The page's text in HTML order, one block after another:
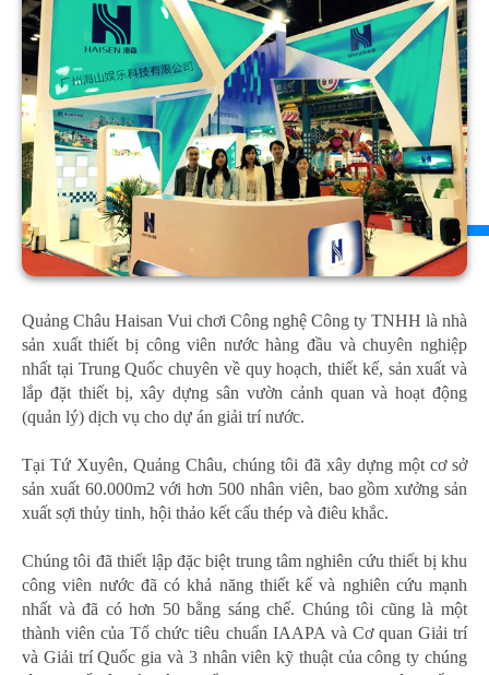
Quảng Châu Haisan Vui chơi Công nghệ Công ty TNHH là nhà
sản xuất thiết bị công viên nước hàng đầu và chuyên nghiệp
nhất tại Trung Quốc chuyên về quy hoạch, thiết kế, sản xuất và
lắp đặt thiết bị, xây dựng sân vườn cảnh quan và hoạt động
(quản lý) dịch vụ cho dự án giải trí nước.
Tại Tứ Xuyên, Quảng Châu, chúng tôi đã xây dựng một cơ sở
sản xuất 60.000m2 với hơn 500 nhân viên, bao gồm xưởng sản
xuất sợi thủy tinh, hội thảo kết cấu thép và điêu khắc.
Chúng tôi đã thiết lập đặc biệt trung tâm nghiên cứu thiết bị khu
công viên nước đã có khả năng thiết kế và nghiên cứu mạnh
nhất và đã có hơn 50 bằng sáng chế. Chúng tôi cũng là một
thành viên của Tổ chức tiêu chuẩn IAAPA và Cơ quan Giải trí
và Giải trí Quốc gia và 3 nhân viên kỹ thuật của công ty chúng